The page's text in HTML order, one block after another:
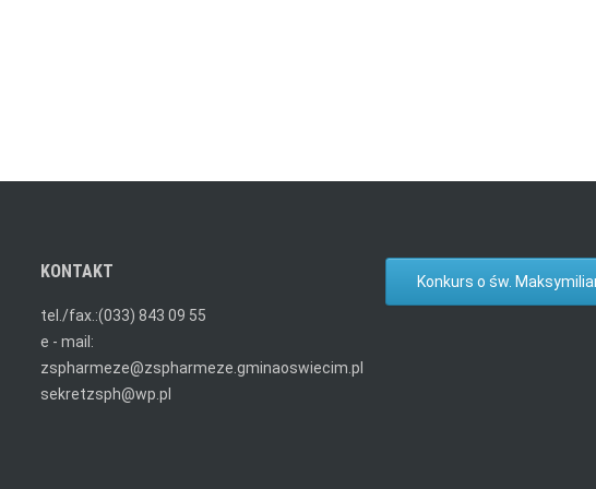
KONTAKT
tel./fax.:(033) 843 09 55
e - mail:
zspharmeze@zspharmeze.gminaoswiecim.pl
sekretzsph@wp.pl
Konkurs o św.